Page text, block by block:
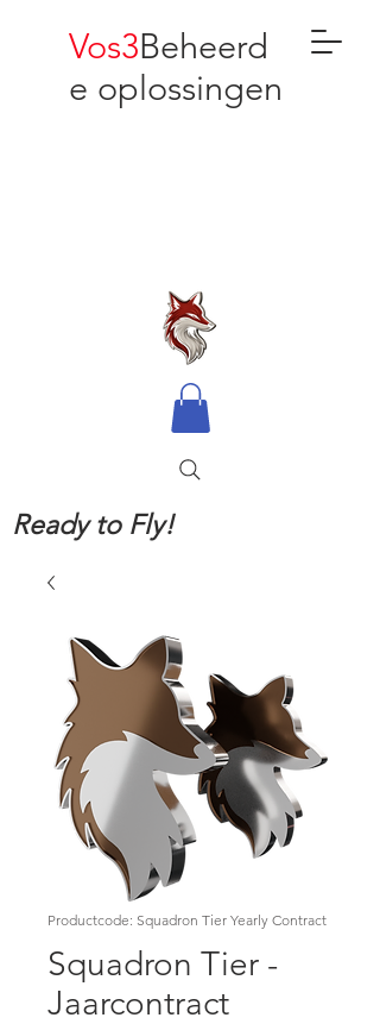
Vos3Beheerd
e oplossingen
Ready to Fly!
Productcode: Squadron Tier Yearly Contract
Squadron Tier -
Jaarcontract